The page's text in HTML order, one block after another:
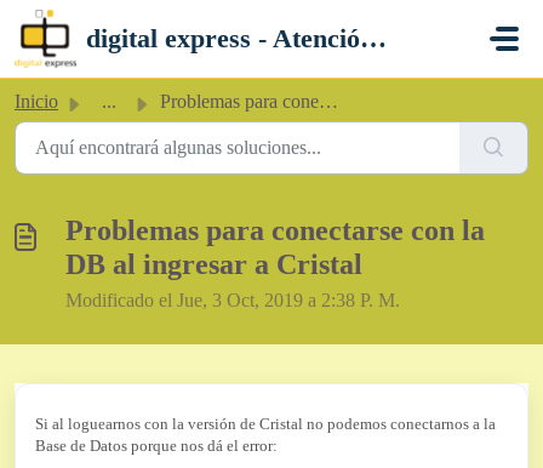
Saltar al contenido principal
digital express - Atención al Cliente
Inicio ... Problemas para conectarse con la DB al ingresar a Cristal
Problemas para conectarse con la
DB al ingresar a Cristal
Modificado el Jue, 3 Oct, 2019 a 2:38 P. M.
Si al loguearnos con la versión de Cristal no podemos conectarnos a la
Base de Datos porque nos dá el error: